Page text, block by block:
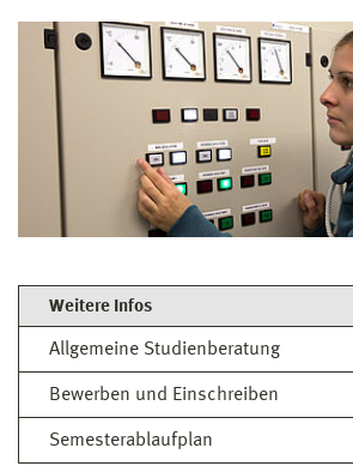
Weitere Infos
Allgemeine Studienberatung
Bewerben und Einschreiben
Semesterablaufplan